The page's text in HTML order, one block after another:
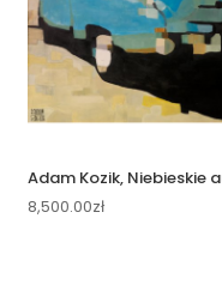
Adam Kozik, Niebieskie
8,500.00zł